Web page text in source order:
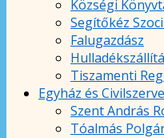
Községi
Segítőkéz
Falugazdász
Tiszamenti
Egyház és
Szent András
Tóalmás